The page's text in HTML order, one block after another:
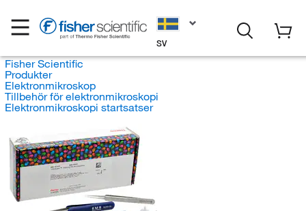
SV
Fisher Scientific
Produkter
Elektronmikroskop
Tillbehör för elektronmikroskopi
Elektronmikroskopi startsatser